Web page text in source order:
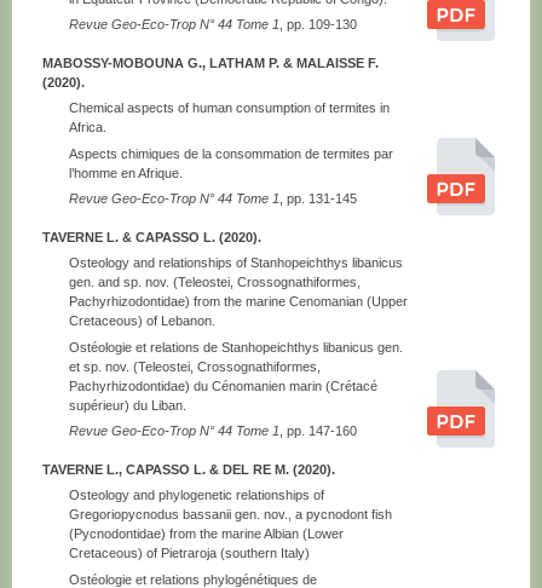
Revue Geo-Eco-Trop N° 44 Tome 1 , pp. 109-130
MABOSSY-MOBOUNA G., LATHAM P. & MALAISSE F.
(2020).
Chemical aspects of human consumption of termites in
Africa.
Aspects chimiques de la consommation de termites par
l’homme en Afrique.
Revue Geo-Eco-Trop N° 44 Tome 1 , pp. 131-145
TAVERNE L. & CAPASSO L. (2020).
Osteology and relationships of Stanhopeichthys libanicus
gen. and sp. nov. (Teleostei, Crossognathiformes,
Pachyrhizodontidae) from the marine Cenomanian (Upper
Cretaceous) of Lebanon.
Ostéologie et relations de Stanhopeichthys libanicus gen.
et sp. nov. (Teleostei, Crossognathiformes,
Pachyrhizodontidae) du Cénomanien marin (Crétacé
supérieur) du Liban.
Revue Geo-Eco-Trop N° 44 Tome 1 , pp. 147-160
TAVERNE L., CAPASSO L. & DEL RE M. (2020).
Osteology and phylogenetic relationships of
Gregoriopycnodus bassanii gen. nov., a pycnodont fish
(Pycnodontidae) from the marine Albian (Lower
Cretaceous) of Pietraroja (southern Italy)
Ostéologie et relations phylogénétiques de